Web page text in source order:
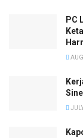
PC